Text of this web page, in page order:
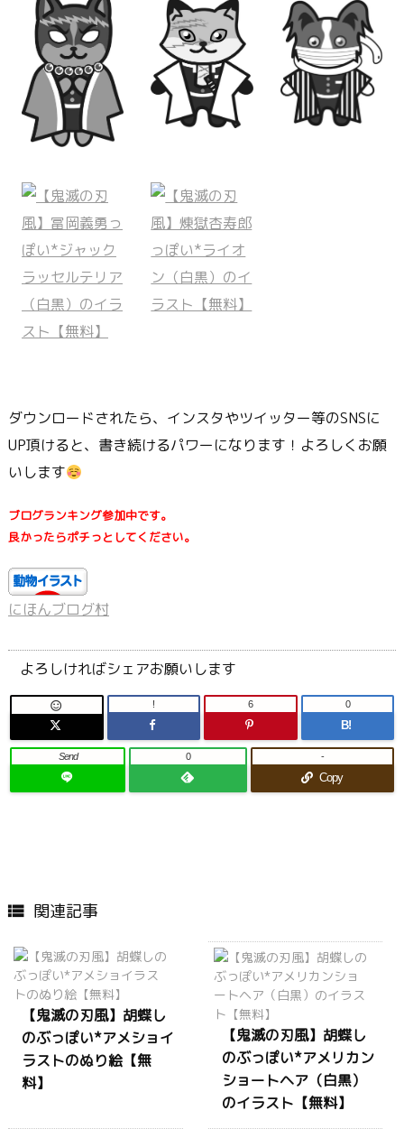
ダウンロードされたら、インスタやツイッター等のSNSに
UP頂けると、書き続けるパワーになります！よろしくお願
いします
ブログランキング参加中です。
良かったらポチっとしてください。
にほんブログ村
よろしければシェアお願いします
 ! 6
B!
0
Send 0
Copy
-
 関連記事
【鬼滅の刃風】胡蝶し
のぶっぽい*アメショイ
ラストのぬり絵【無
料】
【鬼滅の刃風】胡蝶し
のぶっぽい*アメリカン
ショートヘア（白黒）
のイラスト【無料】